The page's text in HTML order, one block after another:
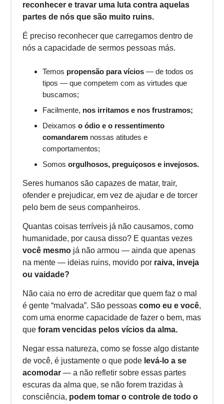
reconhecer e travar uma luta contra aquelas
partes de nós que são muito ruins.
É preciso reconhecer que carregamos dentro de
nós a capacidade de sermos pessoas más.
Temos propensão para vícios — de todos os
tipos — que competem com as virtudes que
buscamos;
Facilmente, nos irritamos e nos frustramos;
Deixamos o ódio e o ressentimento
comandaremnossas atitudes e
comportamentos;
Somos orgulhosos, preguiçosos e invejosos.
Seres humanos são capazes de matar, trair,
ofender e prejudicar, em vez de ajudar e de torcer
pelo bem de seus companheiros.
Quantas coisas terríveis já não causamos, como
humanidade, por causa disso? E quantas vezes
você mesmojá não armou — ainda que apenas
na mente — ideias ruins, movido por raiva, inveja
ou vaidade?
Não caia no erro de acreditar que quem faz o mal
é gente “malvada”. São pessoas como eu e você,
com uma enorme capacidade de fazer o bem, mas
que foram vencidas pelos vícios da alma.
Negar essa natureza, como se fosse algo distante
de você, é justamente o que pode levá-lo a se
acomodar— a não refletir sobre essas partes
escuras da alma que, se não forem trazidas à
consciência, podem tomar o controle de todo o